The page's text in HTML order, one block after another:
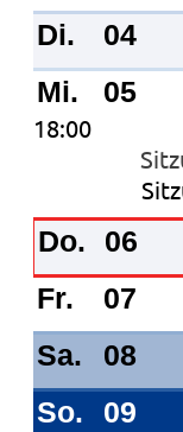
Di.
04
Mi.
05
18:00
Do.
06
Fr.
07
Sa.
08
So.
09